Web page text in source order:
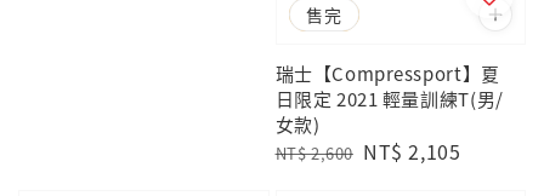
優惠
售完
瑞士【Compressport】夏
日限定 2021 輕量訓練T(男/
女款)
Regular
NT$ 2,600 Sale
NT$ 2,105